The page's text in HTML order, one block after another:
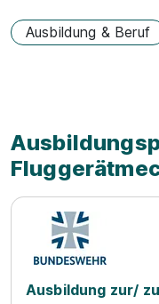
Ausbildung & Beruf
Ausbildung zur/